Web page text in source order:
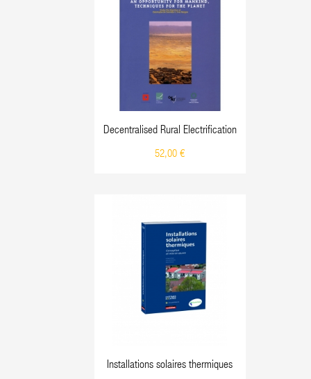
Decentralised Rural Electrification
52,00 €
Installations solaires thermiques